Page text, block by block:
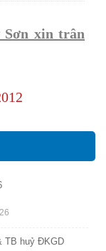
Sơn xin trân
TB huỷ ĐKGD